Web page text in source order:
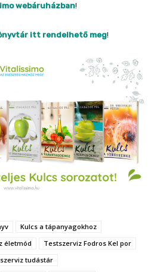
webáruházban!
itt rendelhető meg!
Kulcs a tápanyagokhoz
életmód
Testszerviz Fodros Kel por
tudástár